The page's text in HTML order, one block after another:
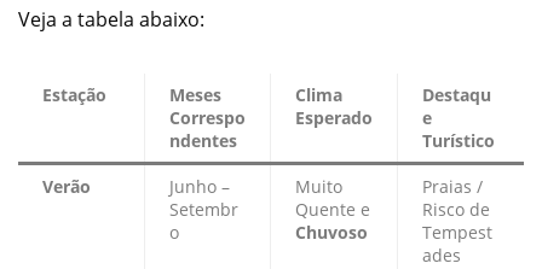
Veja a tabela abaixo:
Estação
Meses
Correspo
ndentes
Clima
Esperado
Destaqu
e
Turístico
Verão
Junho –
Setembr
o
Muito
Quente e
Chuvoso
Praias /
Risco de
Tempest
ades